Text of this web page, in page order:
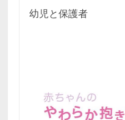
幼児と保護者